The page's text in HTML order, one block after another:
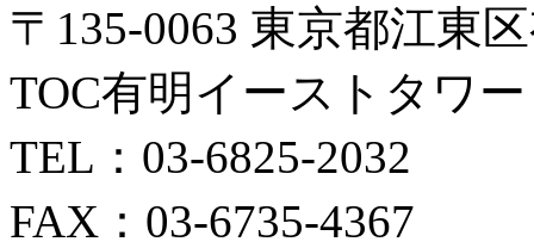
〒135-0063 東京都江東
TOC有明イーストタワ
TEL：03-6825-2032
FAX：03-6735-4367